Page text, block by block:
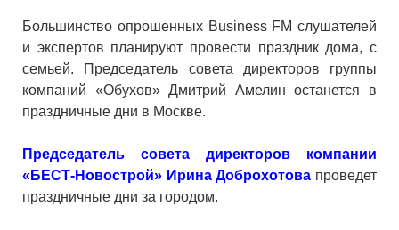
Большинство опрошенных Business FM слушателей
и экспертов планируют провести праздник дома, с
семьей. Председатель совета директоров группы
компаний «Обухов» Дмитрий Амелин останется в
праздничные дни в Москве.
Председатель совета директоров компании
«БЕСТ-Новострой» Ирина Доброхотова проведет
праздничные дни за городом.